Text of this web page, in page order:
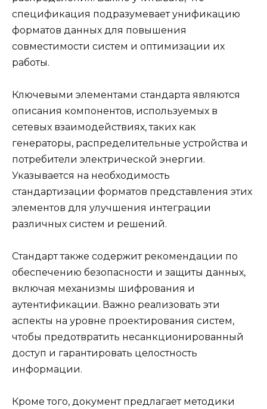
спецификация подразумевает унификацию
форматов данных для повышения
совместимости систем и оптимизации их
работы.
Ключевыми элементами стандарта являются
описания компонентов, используемых в
сетевых взаимодействиях, таких как
генераторы, распределительные устройства и
потребители электрической энергии.
Указывается на необходимость
стандартизации форматов представления этих
элементов для улучшения интеграции
различных систем и решений.
Стандарт также содержит рекомендации по
обеспечению безопасности и защиты данных,
включая механизмы шифрования и
аутентификации. Важно реализовать эти
аспекты на уровне проектирования систем,
чтобы предотвратить несанкционированный
доступ и гарантировать целостность
информации.
Кроме того, документ предлагает методики